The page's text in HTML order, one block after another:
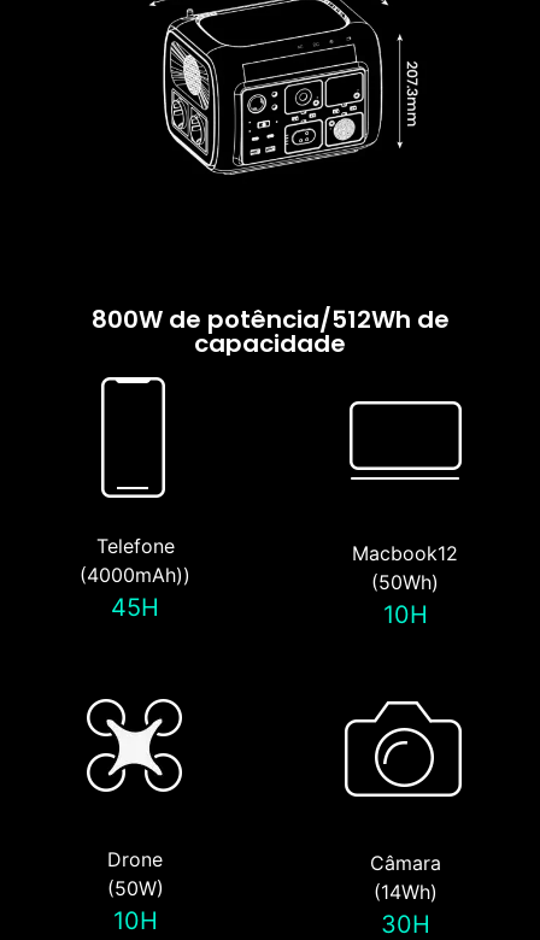
800W de potência/512Wh de
capacidade
Telefone
(4000mAh))
45H
Macbook12
(50Wh)
10H
Drone
(50W)
10H
Câmara
(14Wh)
30H